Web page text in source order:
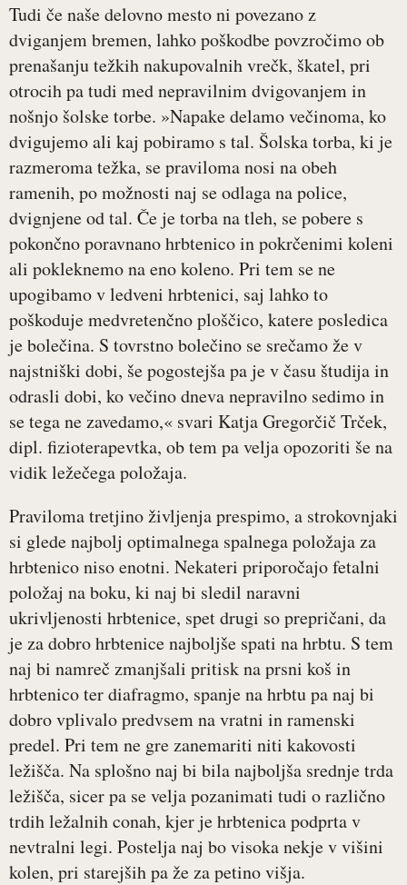
Tudi če naše delovno mesto ni povezano z
dviganjem bremen, lahko poškodbe povzročimo ob
prenašanju težkih nakupovalnih vrečk, škatel, pri
otrocih pa tudi med nepravilnim dvigovanjem in
nošnjo šolske torbe. »Napake delamo večinoma, ko
dvigujemo ali kaj pobiramo s tal. Šolska torba, ki je
razmeroma težka, se praviloma nosi na obeh
ramenih, po možnosti naj se odlaga na police,
dvignjene od tal. Če je torba na tleh, se pobere s
pokončno poravnano hrbtenico in pokrčenimi koleni
ali pokleknemo na eno koleno. Pri tem se ne
upogibamo v ledveni hrbtenici, saj lahko to
poškoduje medvretenčno ploščico, katere posledica
je bolečina. S tovrstno bolečino se srečamo že v
najstniški dobi, še pogostejša pa je v času študija in
odrasli dobi, ko večino dneva nepravilno sedimo in
se tega ne zavedamo,« svari Katja Gregorčič Trček,
dipl. fizioterapevtka, ob tem pa velja opozoriti še na
vidik ležečega položaja.
Praviloma tretjino življenja prespimo, a strokovnjaki
si glede najbolj optimalnega spalnega položaja za
hrbtenico niso enotni. Nekateri priporočajo fetalni
položaj na boku, ki naj bi sledil naravni
ukrivljenosti hrbtenice, spet drugi so prepričani, da
je za dobro hrbtenice najboljše spati na hrbtu. S tem
naj bi namreč zmanjšali pritisk na prsni koš in
hrbtenico ter diafragmo, spanje na hrbtu pa naj bi
dobro vplivalo predvsem na vratni in ramenski
predel. Pri tem ne gre zanemariti niti kakovosti
ležišča. Na splošno naj bi bila najboljša srednje trda
ležišča, sicer pa se velja pozanimati tudi o različno
trdih ležalnih conah, kjer je hrbtenica podprta v
nevtralni legi. Postelja naj bo visoka nekje v višini
kolen, pri starejših pa že za petino višja.